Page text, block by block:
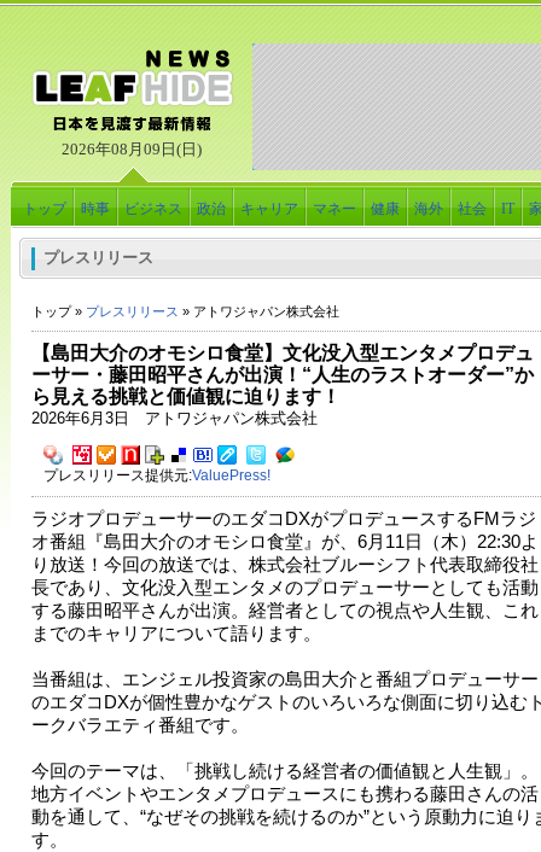
2026年08月09日(日)
トップ 時事 ビジネス 政治 キャリア マネー 健康 海外 社会 IT
プレスリリース
トップ » プレスリリース » アトワジャパン株式会社
【島田大介のオモシロ食堂】文化没入型エンタメプロデュ
ーサー・藤田昭平さんが出演！“人生のラストオーダー”か
ら見える挑戦と価値観に迫ります！
2026年6月3日 アトワジャパン株式会社
プレスリリース提供元:ValuePress!
ラジオプロデューサーのエダコDXがプロデュースするFMラジ
オ番組『島田大介のオモシロ食堂』が、6月11日（木）22:30よ
り放送！今回の放送では、株式会社ブルーシフト代表取締役社
長であり、文化没入型エンタメのプロデューサーとしても活動
する藤田昭平さんが出演。経営者としての視点や人生観、これ
までのキャリアについて語ります。
当番組は、エンジェル投資家の島田大介と番組プロデューサー
のエダコDXが個性豊かなゲストのいろいろな側面に切り込む
ークバラエティ番組です。
今回のテーマは、「挑戦し続ける経営者の価値観と人生観」。
地方イベントやエンタメプロデュースにも携わる藤田さんの活
動を通して、“なぜその挑戦を続けるのか”という原動力に迫り
す。